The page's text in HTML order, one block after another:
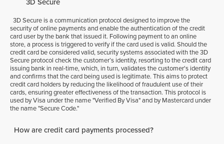
3D Secure
3D Secure is a communication protocol designed to improve the
security of online payments and enable the authentication of the credit
card user by the bank that issued it. Following payment to an online
store, a process is triggered to verify if the card used is valid. Should the
credit card be considered valid, security systems associated with the 3D
Secure protocol check the customer’s identity, resorting to the credit card
issuing bank in real-time, which, in turn, validates the customer's identity
and confirms that the card being used is legitimate. This aims to protect
credit card holders by reducing the likelihood of fraudulent use of their
cards, ensuring greater effectiveness of the transaction. This protocol is
used by Visa under the name "Verified By Visa" and by Mastercard under
the name "Secure Code."
How are credit card payments processed?